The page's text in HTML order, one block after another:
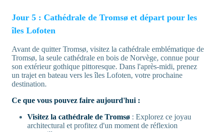
Jour 5 : Cathédrale de Tromsø et départ pour les
îles Lofoten
Avant de quitter Tromsø, visitez la cathédrale emblématique de
Tromsø, la seule cathédrale en bois de Norvège, connue pour
son extérieur gothique pittoresque. Dans l'après-midi, prenez
un trajet en bateau vers les îles Lofoten, votre prochaine
destination.
Ce que vous pouvez faire aujourd'hui :
Visitez la cathédrale de Tromsø : Explorez ce joyau
architectural et profitez d'un moment de réflexion